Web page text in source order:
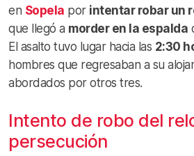
en Sopela por intentar robar un
que llegó a morder en la espalda
El asalto tuvo lugar hacia las 2:30
hombres que regresaban a su
abordados por otros tres.
Intento de robo del
persecución